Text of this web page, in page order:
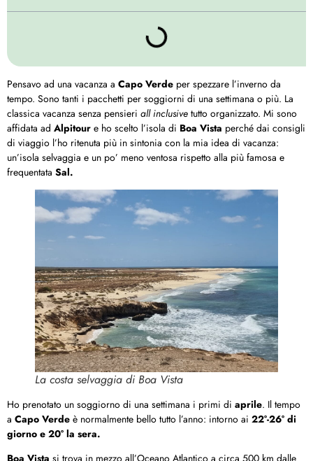
Pensavo ad una vacanza a Capo Verde per spezzare l’inverno da
tempo. Sono tanti i pacchetti per soggiorni di una settimana o più. La
classica vacanza senza pensieri all inclusive tutto organizzato. Mi sono
affidata ad Alpitour e ho scelto l’isola di Boa Vista perché dai consigli
di viaggio l’ho ritenuta più in sintonia con la mia idea di vacanza:
un’isola selvaggia e un po’ meno ventosa rispetto alla più famosa e
frequentata Sal.
La costa selvaggia di Boa Vista
Ho prenotato un soggiorno di una settimana i primi di aprile. Il tempo
a Capo Verde è normalmente bello tutto l’anno: intorno ai 22°-26° di
giorno e 20° la sera.